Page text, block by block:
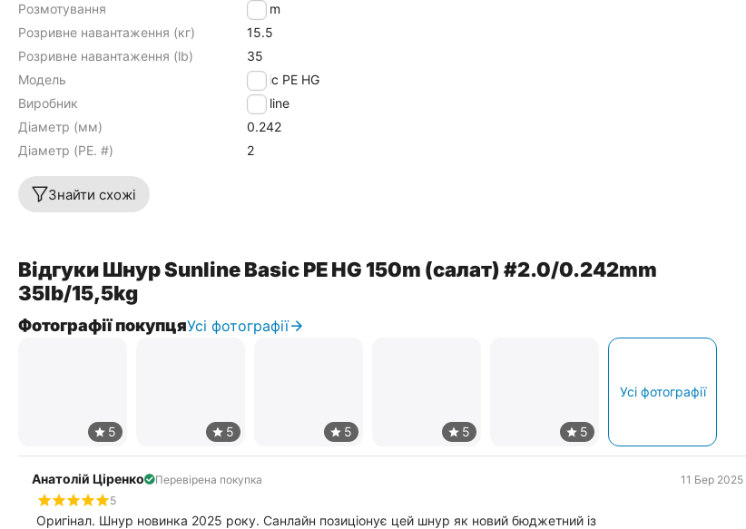
Розмотування
150m
Розривне навантаження (кг)
15.5
Розривне навантаження (lb)
35
Модель
Basic PE HG
Виробник
Sunline
Діаметр (мм)
0.242
Діаметр (PE. #)
2
Знайти схожі
Відгуки Шнур Sunline Basic PE HG 150m (салат) #2.0/0.242mm
35lb/15,5kg
Фотографії покупцяУсі фотографії
Усі фотографії
Анатолій Ціренко Перевірена покупка
11 Бер 2025
5
Оригінал. Шнур новинка 2025 року. Санлайн позиціонує цей шнур як новий бюджетний із